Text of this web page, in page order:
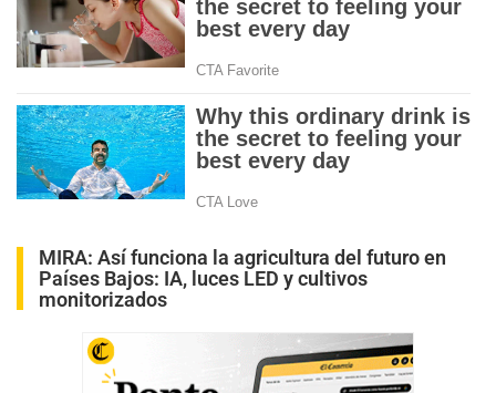
MIRA: Así funciona la agricultura del futuro en
Países Bajos: IA, luces LED y cultivos
monitorizados